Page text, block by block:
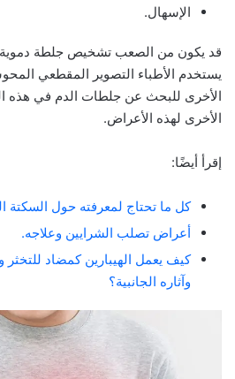
الإسهال.
قد يكون من الصعب تشخيص جلطة
يستخدم الأطباء التصوير المقطعي
الأخرى للبحث عن جلطات الدم في هذه
الأخرى لهذه الأعراض.
إقرأ أيضًا:
كل ما تحتاج لمعرفته حول السكتة
أعراض تصلب الشرايين وعلاجه.
كيف يعمل الهيبارين كمضاد للتخثر
وآثاره الجانبية؟